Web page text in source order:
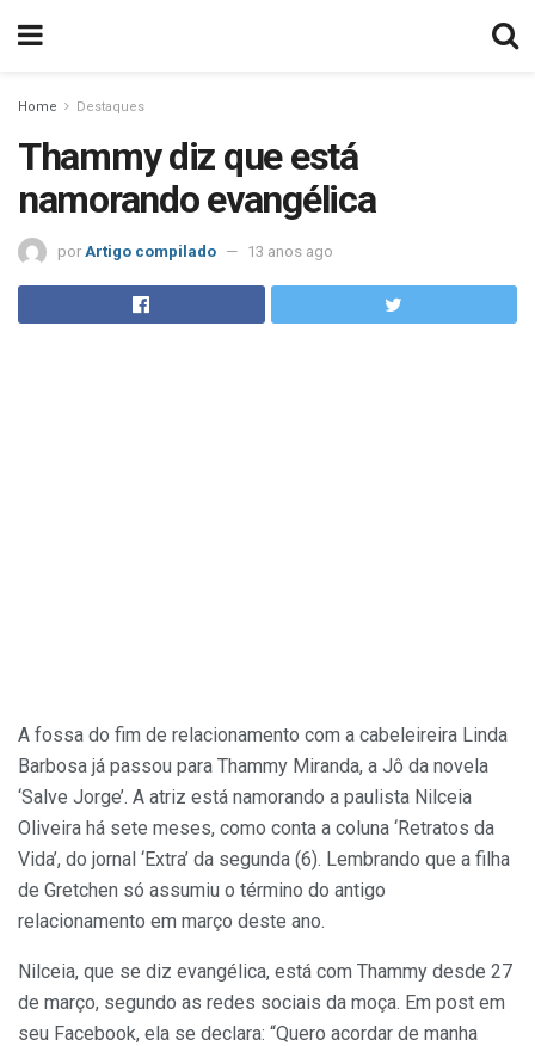
Home Destaques
Thammy diz que está
namorando evangélica
por Artigo compilado 13 anos ago
A fossa do fim de relacionamento com a cabeleireira Linda
Barbosa já passou para Thammy Miranda, a Jô da novela
‘Salve Jorge’. A atriz está namorando a paulista Nilceia
Oliveira há sete meses, como conta a coluna ‘Retratos da
Vida’, do jornal ‘Extra’ da segunda (6). Lembrando que a filha
de Gretchen só assumiu o término do antigo
relacionamento em março deste ano.
Nilceia, que se diz evangélica, está com Thammy desde 27
de março, segundo as redes sociais da moça. Em post em
seu Facebook, ela se declara: “Quero acordar de manha